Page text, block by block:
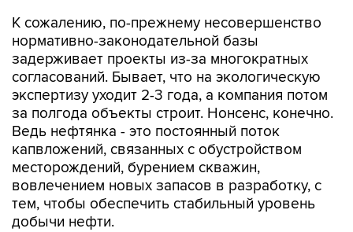
К сожалению, по-прежнему несовершенство
нормативно-законодательной базы
задерживает проекты из-за многократных
согласований. Бывает, что на экологическую
экспертизу уходит 2-3 года, а компания потом
за полгода объекты строит. Нонсенс, конечно.
Ведь нефтянка - это постоянный поток
капвложений, связанных с обустройством
месторождений, бурением скважин,
вовлечением новых запасов в разработку, с
тем, чтобы обеспечить стабильный уровень
добычи нефти.